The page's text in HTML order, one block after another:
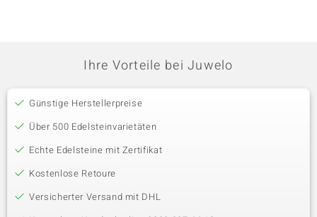
Ihre Vorteile bei Juwelo
Günstige Herstellerpreise
Über 500 Edelsteinvarietäten
Echte Edelsteine mit Zertifikat
Kostenlose Retoure
Versicherter Versand mit DHL